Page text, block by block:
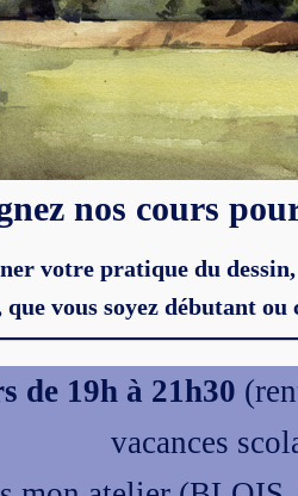
nos cours
votre pratique du
que vous soyez débutant
de 19h à 21h30
vacances